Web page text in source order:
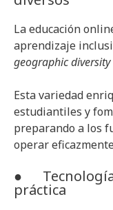
La educación
aprendizaje
geographic
Esta variedad
estudiantiles y
preparando a los
operar
● Tecnología
práctica